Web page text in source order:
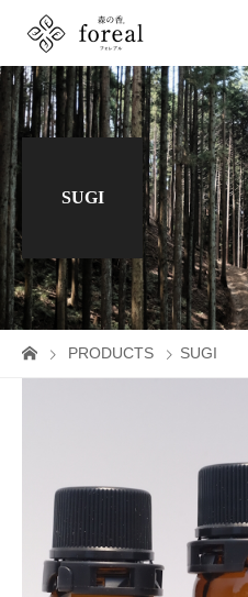
SUGI
PRODUCTS SUGI